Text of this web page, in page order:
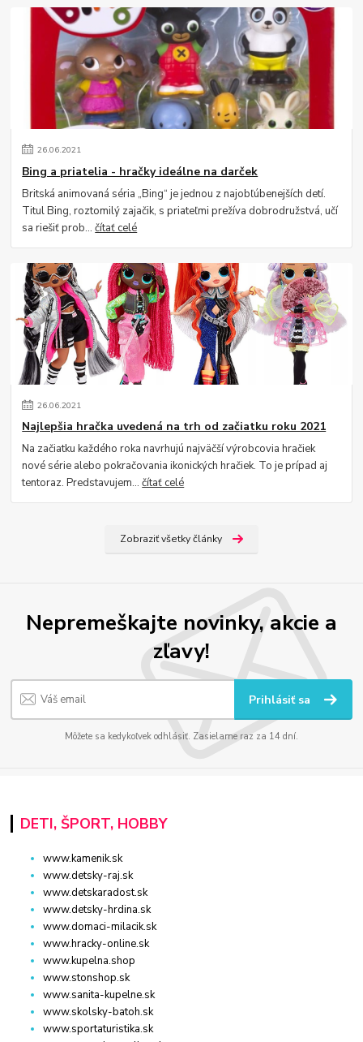
26.06.2021
Bing a priatelia - hračky ideálne na darček
Britská animovaná séria „Bing“ je jednou z najobľúbenejších detí.
Titul Bing, roztomilý zajačik, s priateľmi prežíva dobrodružstvá, učí
sa riešiť prob...čítať celé
26.06.2021
Najlepšia hračka uvedená na trh od začiatku roku 2021
Na začiatku každého roka navrhujú najväčší výrobcovia hračiek
nové série alebo pokračovania ikonických hračiek. To je prípad aj
tentoraz. Predstavujem...čítať celé
Zobraziť všetky články
Nepremeškajte novinky, akcie a
zľavy!
Prihlásiť sa
Môžete sa kedykoľvek odhlásiť. Zasielame raz za 14 dní.
DETI, ŠPORT, HOBBY
www.kamenik.sk
www.detsky-raj.sk
www.detskaradost.sk
www.detsky-hrdina.sk
www.domaci-milacik.sk
www.hracky-online.sk
www.kupelna.shop
www.stonshop.sk
www.sanita-kupelne.sk
www.skolsky-batoh.sk
www.sportaturistika.sk